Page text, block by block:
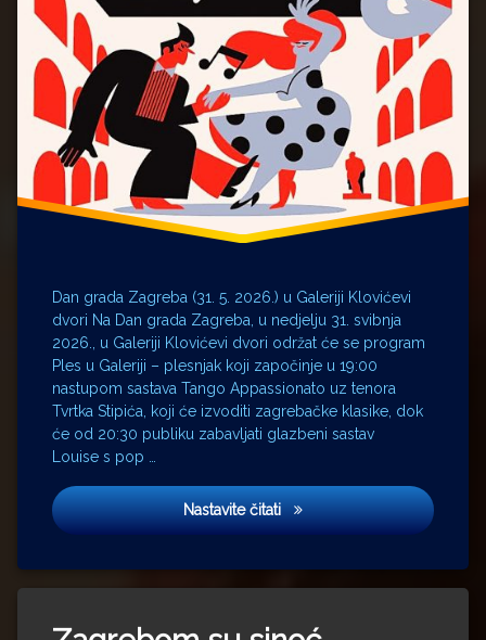
Dan grada Zagreba (31. 5. 2026.) u Galeriji Klovićevi
dvori Na Dan grada Zagreba, u nedjelju 31. svibnja
2026., u Galeriji Klovićevi dvori održat će se program
Ples u Galeriji – plesnjak koji započinje u 19:00
nastupom sastava Tango Appassionato uz tenora
Tvrtka Stipića, koji će izvoditi zagrebačke klasike, dok
će od 20:30 publiku zabavljati glazbeni sastav
Louise s pop …
Nastavite čitatiPlesnjak u Klovićevim